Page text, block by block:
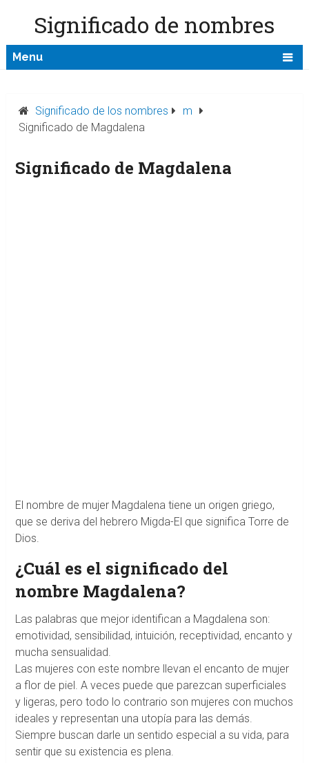
Significado de nombres
Menu
Significado de los nombres
m
Significado de Magdalena
Significado de Magdalena
El nombre de mujer Magdalena tiene un origen griego,
que se deriva del hebrero Migda-El que significa Torre de
Dios.
¿Cuál es el significado del
nombre Magdalena?
Las palabras que mejor identifican a Magdalena son:
emotividad, sensibilidad, intuición, receptividad, encanto y
mucha sensualidad.
Las mujeres con este nombre llevan el encanto de mujer
a flor de piel. A veces puede que parezcan superficiales
y ligeras, pero todo lo contrario son mujeres con muchos
ideales y representan una utopía para las demás.
Siempre buscan darle un sentido especial a su vida, para
sentir que su existencia es plena.